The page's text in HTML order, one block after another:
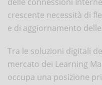
crescente necessità di
e di aggiornamento
Tra le soluzioni digitali
mercato dei Learning
occupa una posizione